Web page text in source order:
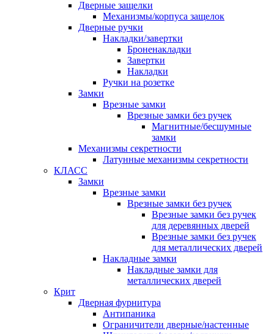
Дверные защелки
Механизмы/корпуса защелок
Дверные ручки
Накладки/завертки
Броненакладки
Завертки
Накладки
Ручки на розетке
Замки
Врезные замки
Врезные замки без ручек
Магнитные/бесшумные
замки
Механизмы секретности
Латунные механизмы секретности
КЛАСС
Замки
Врезные замки
Врезные замки без ручек
Врезные замки без ручек
для деревянных дверей
Врезные замки без ручек
для металлических дверей
Накладные замки
Накладные замки для
металлических дверей
Крит
Дверная фурнитура
Антипаника
Ограничители дверные/настенные